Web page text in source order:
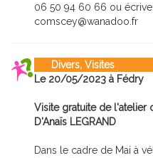
06 50 94 60 66 ou
comscey@wanadoo.fr
Divers, Visites
Le 20/05/2023 à Fédry
Visite gratuite de l'atelier
D'Anaïs LEGRAND
Dans le cadre de Mai à